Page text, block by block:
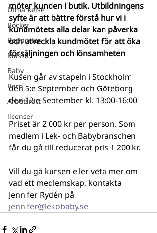
Utmärkelse
Böcker
Rapporter
Mässa
Baby
Barn
Arbetsrätt
licenser
möter kunden i butik. Utbildningens
syfte är att bättre förstå hur vi i
kundmötets alla delar kan påverka
och utveckla kundmötet för att öka
försäljningen och lönsamheten
Kusen går av stapeln i Stockholm
den 5:e September och Göteborg
den 12:e September kl. 13:00-16:00
Priset är 2 000 kr per person. Som
medlem i Lek- och Babybranschen
får du gå till reducerat pris 1 200 kr.
Vill du gå kursen eller veta mer om
vad ett medlemskap, kontakta
Jennifer Rydén på
jennifer@lekobaby.se